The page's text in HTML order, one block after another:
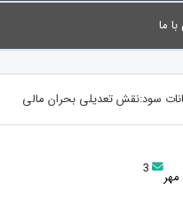
ما
سود:نقش تعدیلی بحران مالی
3